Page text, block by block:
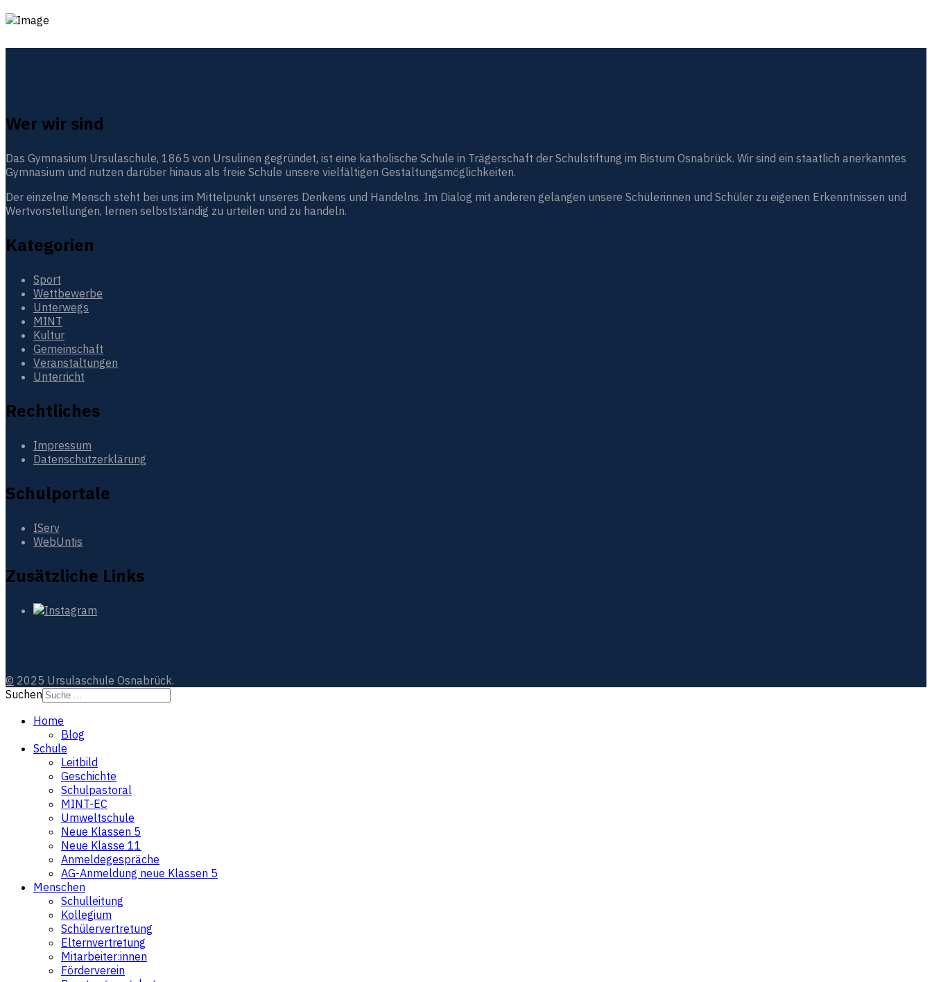
Wer wir sind
Das Gymnasium Ursulaschule, 1865 von Ursulinen gegründet, ist eine katholische Schule in Trägerschaft der Schulstiftung im Bistum Osnabrück. Wir sind ein staatlich anerkanntes
Gymnasium und nutzen darüber hinaus als freie Schule unsere vielfältigen Gestaltungsmöglichkeiten.
Der einzelne Mensch steht bei uns im Mittelpunkt unseres Denkens und Handelns. Im Dialog mit anderen gelangen unsere Schülerinnen und Schüler zu eigenen Erkenntnissen und
Wertvorstellungen, lernen selbstständig zu urteilen und zu handeln.
Kategorien
Sport
Wettbewerbe
Unterwegs
MINT
Kultur
Gemeinschaft
Veranstaltungen
Unterricht
Rechtliches
Impressum
Datenschutzerklärung
Schulportale
IServ
WebUntis
Zusätzliche Links
© 2025 Ursulaschule Osnabrück.
Suchen
Home
Blog
Schule
Leitbild
Geschichte
Schulpastoral
MINT-EC
Umweltschule
Neue Klassen 5
Neue Klasse 11
Anmeldegespräche
AG-Anmeldung neue Klassen 5
Menschen
Schulleitung
Kollegium
Schülervertretung
Elternvertretung
Mitarbeiter:innen
Förderverein